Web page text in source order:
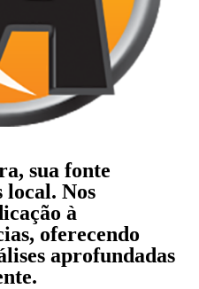
sua fonte
local. Nos
à
oferecendo
aprofundadas